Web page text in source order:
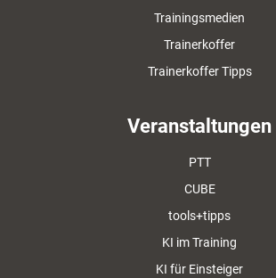
Trainingsmedien
Trainerkoffer
Trainerkoffer Tipps
Veranstaltungen
PTT
CUBE
tools+tipps
KI im Training
KI für Einsteiger